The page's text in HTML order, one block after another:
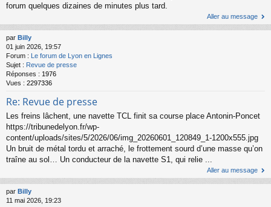
forum quelques dizaines de minutes plus tard.
Aller au message
par Billy
01 juin 2026, 19:57
Forum : Le forum de Lyon en Lignes
Sujet : Revue de presse
Réponses : 1976
Vues : 2297336
Re: Revue de presse
Les freins lâchent, une navette TCL finit sa course place Antonin-Poncet
https://tribunedelyon.fr/wp-
content/uploads/sites/5/2026/06/img_20260601_120849_1-1200x555.jpg
Un bruit de métal tordu et arraché, le frottement sourd d’une masse qu’on
traîne au sol… Un conducteur de la navette S1, qui relie ...
Aller au message
par Billy
11 mai 2026, 19:23